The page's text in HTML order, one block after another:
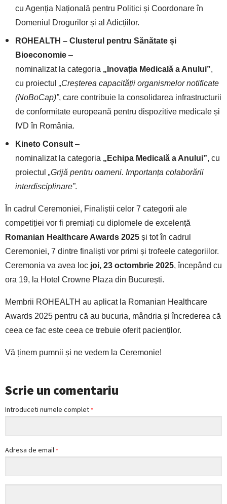
cu Agenția Națională pentru Politici și Coordonare în
Domeniul Drogurilor și al Adicțiilor.
ROHEALTH – Clusterul pentru Sănătate și
Bioeconomie –
nominalizat la categoria „Inovația Medicală a Anului”,
cu proiectul „Creșterea capacității organismelor notificate
(NoBoCap)”, care contribuie la consolidarea infrastructurii
de conformitate europeană pentru dispozitive medicale și
IVD în România.
Kineto Consult –
nominalizat la categoria „Echipa Medicală a Anului”, cu
proiectul „Grijă pentru oameni. Importanța colaborării
interdisciplinare”.
În cadrul Ceremoniei, Finaliștii celor 7 categorii ale
competiției vor fi premiați cu diplomele de excelență
Romanian Healthcare Awards 2025 și tot în cadrul
Ceremoniei, 7 dintre finaliști vor primi și trofeele categoriilor.
Ceremonia va avea loc joi, 23 octombrie 2025, începând cu
ora 19, la Hotel Crowne Plaza din București.
Membrii ROHEALTH au aplicat la Romanian Healthcare
Awards 2025 pentru că au bucuria, mândria și încrederea că
ceea ce fac este ceea ce trebuie oferit pacienților.
Vă ținem pumnii și ne vedem la Ceremonie!
Scrie un comentariu
Introduceti numele complet *
Adresa de email *